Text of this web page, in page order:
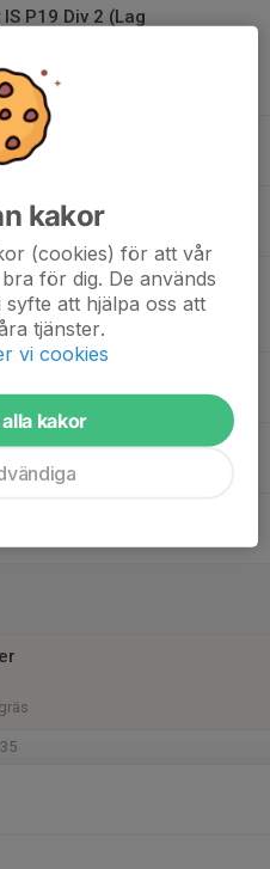
P19 Div 2 (Lag
GIF
kakor
(cookies) för att vår
för dig. De används
att hjälpa oss att
tjänster.
vi cookies
kakor